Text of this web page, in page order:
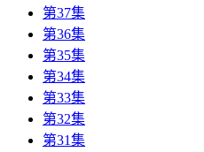
第37集
第36集
第35集
第34集
第33集
第32集
第31集